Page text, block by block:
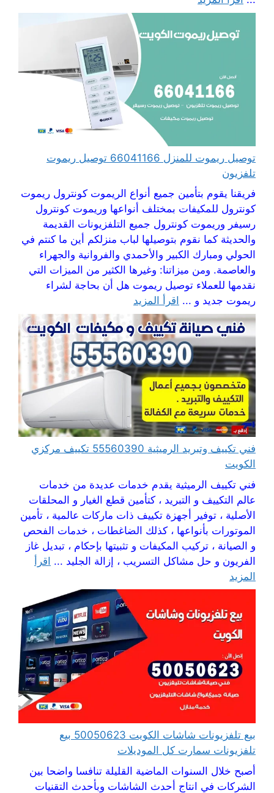
توصيل ريموت للمنزل 66041166 توصيل ريموت
تلفزيون
فريقنا يقوم بتأمين جميع أنواع الريموت كونترول ريموت
كونترول للمكيفات بمختلف أنواعها وريموت كونترول
رسيفر وريموت كونترول جميع التلفزيونات القديمة
والحديثة كما نقوم بتوصيلها لباب منزلكم أين ما كنتم في
الحولي ومبارك الكبير والأحمدي والفروانية والجهراء
والعاصمة. ومن ميزاتنا: وغيرها الكثير من الميزات التي
نقدمها للعملاء توصيل ريموت هل أن بحاجة لشراء
ريموت جديد و ... اقرأ المزيد
فني تكييف وتبريد الرميثية 55560390 تكييف مركزي
الكويت
فني تكييف الرميثية يقدم خدمات عديدة من خدمات
عالم التكييف و التبريد ، كتأمين قطع الغيار و المحلقات
الأصلية ، توفير أجهزة تكييف ذات ماركات عالمية ، تأمين
الموتورات بأنواعها ، كذلك الضاغطات ، خدمات الفحص
و الصيانة ، تركيب المكيفات و تثبيتها بإحكام ، تبديل غاز
الفريون و حل مشاكل التسريب ، إزالة الجليد ... اقرأ
المزيد
بيع تلفزيونات شاشات الكويت 50050623 بيع
تلفزيونات سمارت كل الموديلات
أصبح خلال السنوات الماضية القليلة تنافسا واضحا بين
الشركات في انتاج أحدث الشاشات وبأحدث التقنيات